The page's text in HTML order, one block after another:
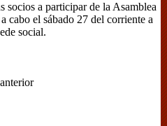
socios a participar de la Asamblea
cabo el sábado 27 del corriente a
social.